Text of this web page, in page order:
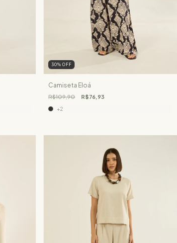
30%OFF
Camiseta Eloá
R$109,90 R$76,93
+2